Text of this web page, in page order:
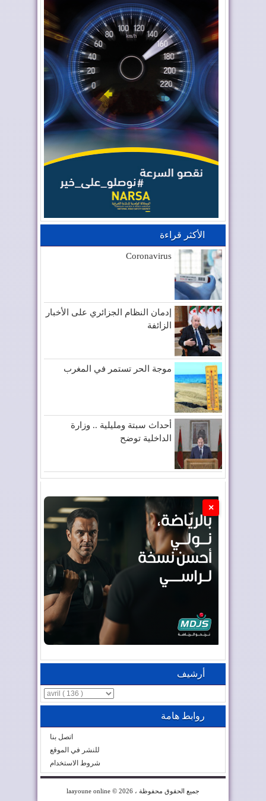
الأكثر قراءة
Coronavirus
إدمان النظام الجزائري على الأخبار
الزائفة
موجة الحر تستمر في المغرب
أحداث سبتة ومليلية .. وزارة
الداخلية توضح
×
أرشيف
روابط هامة
اتصل بنا
للنشر في الموقع
شروط الاستخدام
laayoune online © 2026 ، جميع الحقوق محفوظة